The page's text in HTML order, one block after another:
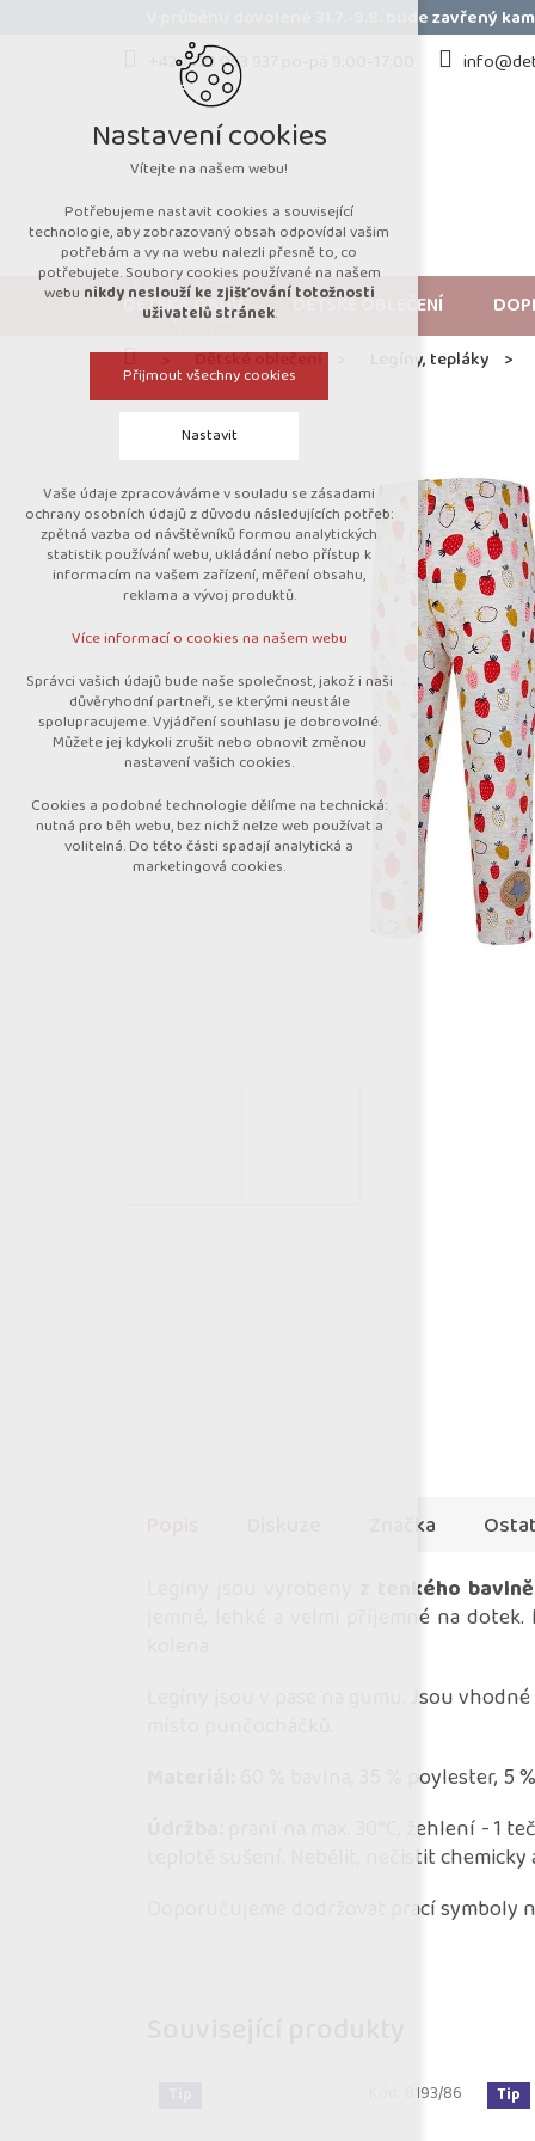
V průběhu dovolené 31.7.-9.8. bude zavřený
+420 723 053 937 po-pá 9:00-17:00
DĚTSKÁ OBUV DĚTSKÉ OBLEČENÍ
DomůDětské oblečení Legíny, tepláky
8193/86 Tip
Značka
z tenkého
jemné, lehké a velmi příjemné na
Legíny jsou v pase na gumu. Jsou
60 % bavlna, 35 % poylester, 5
praní na max. 30°C, žehlení - 1
teplotě sušení. Nebělit, nečistit
Doporučujeme dodržovat prací symboly
Nastavení cookies
Vítejte na našem webu!
Potřebujeme nastavit cookies a související
technologie, aby zobrazovaný obsah odpovídal vašim
potřebám a vy na webu nalezli přesně to, co
potřebujete. Soubory cookies používané na našem
webu nikdy neslouží ke zjišťování totožnosti
uživatelů stránek.
Přijmout všechny cookies
Nastavit
Technická cookies
nutná pro provozování webu
udržení kontextu stránek (session):
případná přihlášení, volby jazyka, apod.
návštěvnosti
marketingová cookies (Google)
Více informací o cookies na našem webu
Přijmout všechny cookies
Odmítnout vše
Vaše údaje zpracováváme v souladu se zásadami
ochrany osobních údajů z důvodu následujících potřeb:
zpětná vazba od návštěvníků formou analytických
statistik používání webu, ukládání nebo přístup k
informacím na vašem zařízení, měření obsahu,
reklama a vývoj produktů.
Více informací o cookies na našem webu
Správci vašich údajů bude naše společnost, jakož i naši
důvěryhodní partneři, se kterými neustále
spolupracujeme. Vyjádření souhlasu je dobrovolné.
Můžete jej kdykoli zrušit nebo obnovit změnou
nastavení vašich cookies.
Cookies a podobné technologie dělíme na technická:
nutná pro běh webu, bez nichž nelze web používat a
volitelná. Do této části spadají analytická a
marketingová cookies.